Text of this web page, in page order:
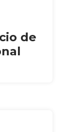
de